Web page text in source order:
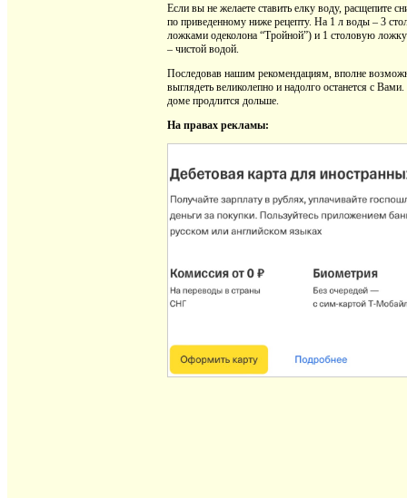
Если вы не желаете ставить елку воду, расщепите
по приведенному ниже рецепту. На 1 л воды – 3
ложками одеколона “Тройной”) и 1 столовую
– чистой водой.
Последовав нашим рекомендациям, вполне
выглядеть великолепно и надолго останется с
доме продлится дольше.
На правах рекламы: